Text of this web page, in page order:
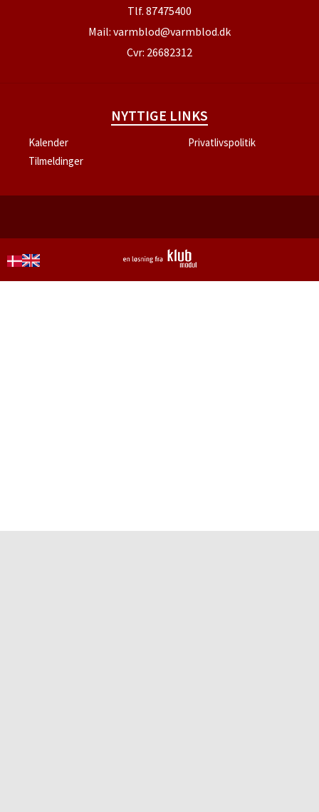
Tlf. 87475400
Mail: varmblod@varmblod.dk
Cvr: 26682312
NYTTIGE LINKS
Kalender
Privatlivspolitik
Tilmeldinger